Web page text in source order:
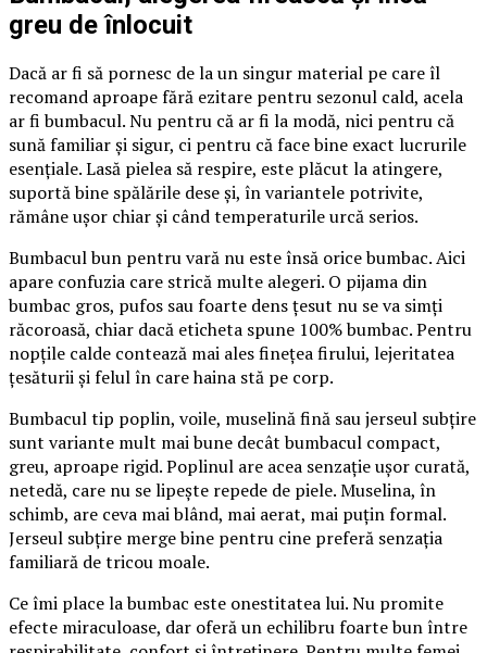
greu de înlocuit
Dacă ar fi să pornesc de la un singur material pe care îl
recomand aproape fără ezitare pentru sezonul cald, acela
ar fi bumbacul. Nu pentru că ar fi la modă, nici pentru că
sună familiar și sigur, ci pentru că face bine exact lucrurile
esențiale. Lasă pielea să respire, este plăcut la atingere,
suportă bine spălările dese și, în variantele potrivite,
rămâne ușor chiar și când temperaturile urcă serios.
Bumbacul bun pentru vară nu este însă orice bumbac. Aici
apare confuzia care strică multe alegeri. O pijama din
bumbac gros, pufos sau foarte dens țesut nu se va simți
răcoroasă, chiar dacă eticheta spune 100% bumbac. Pentru
nopțile calde contează mai ales finețea firului, lejeritatea
țesăturii și felul în care haina stă pe corp.
Bumbacul tip poplin, voile, muselină fină sau jerseul subțire
sunt variante mult mai bune decât bumbacul compact,
greu, aproape rigid. Poplinul are acea senzație ușor curată,
netedă, care nu se lipește repede de piele. Muselina, în
schimb, are ceva mai blând, mai aerat, mai puțin formal.
Jerseul subțire merge bine pentru cine preferă senzația
familiară de tricou moale.
Ce îmi place la bumbac este onestitatea lui. Nu promite
efecte miraculoase, dar oferă un echilibru foarte bun între